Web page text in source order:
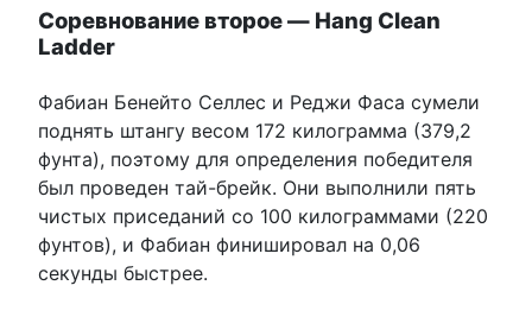
Соревнование второе — Hang Clean
Ladder
Фабиан Бенейто Селлес и Реджи Фаса сумели
поднять штангу весом 172 килограмма (379,2
фунта), поэтому для определения победителя
был проведен тай-брейк. Они выполнили пять
чистых приседаний со 100 килограммами (220
фунтов), и Фабиан финишировал на 0,06
секунды быстрее.